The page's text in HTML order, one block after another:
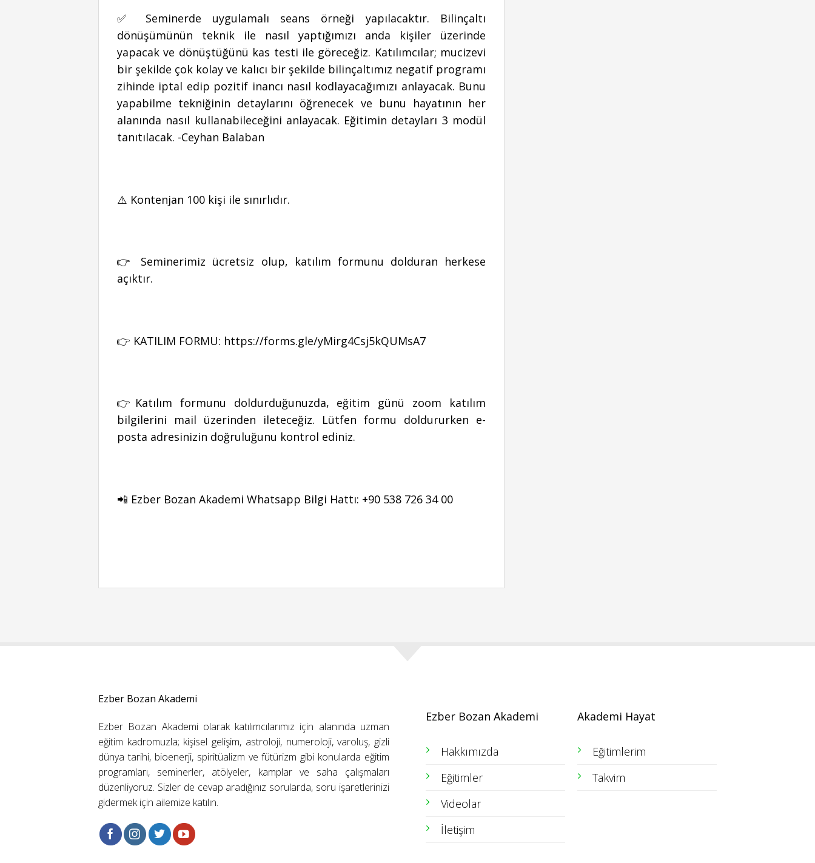
✅ Seminerde uygulamalı seans örneği yapılacaktır. Bilinçaltı
dönüşümünün teknik ile nasıl yaptığımızı anda kişiler üzerinde
yapacak ve dönüştüğünü kas testi ile göreceğiz. Katılımcılar; mucizevi
bir şekilde çok kolay ve kalıcı bir şekilde bilinçaltımız negatif programı
zihinde iptal edip pozitif inancı nasıl kodlayacağımızı anlayacak. Bunu
yapabilme tekniğinin detaylarını öğrenecek ve bunu hayatının her
alanında nasıl kullanabileceğini anlayacak. Eğitimin detayları 3 modül
tanıtılacak. -Ceyhan Balaban
⚠️ Kontenjan 100 kişi ile sınırlıdır.
👉 Seminerimiz ücretsiz olup, katılım formunu dolduran herkese
açıktır.
👉 KATILIM FORMU: https://forms.gle/yMirg4Csj5kQUMsA7
👉Katılım formunu doldurduğunuzda, eğitim günü zoom katılım
bilgilerini mail üzerinden ileteceğiz. Lütfen formu doldururken e-
posta adresinizin doğruluğunu kontrol ediniz.
📲 Ezber Bozan Akademi Whatsapp Bilgi Hattı: +90 538 726 34 00
Ezber Bozan Akademi
Ezber Bozan Akademi olarak katılımcılarımız için alanında uzman
eğitim kadromuzla; kişisel gelişim, astroloji, numeroloji, varoluş, gizli
dünya tarihi, bioenerji, spiritüalizm ve fütürizm gibi konularda eğitim
programları, seminerler, atölyeler, kamplar ve saha çalışmaları
düzenliyoruz. Sizler de cevap aradığınız sorularda, soru işaretlerinizi
gidermek için ailemize katılın.
Ezber Bozan Akademi
Hakkımızda
Eğitimler
Videolar
İletişim
Akademi Hayat
Eğitimlerim
Takvim